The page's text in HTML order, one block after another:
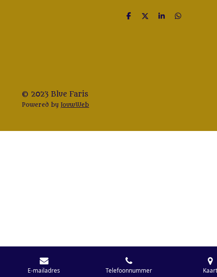
D
D
S
D
© 2023 Blue Faris
Powered by JouwWeb
E-mailadres Telefoonnummer Kaart